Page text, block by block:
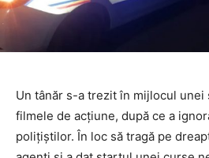
Un tânăr s-a trezit în mijlocul unei
filmele de acțiune, după ce a
polițiștilor. În loc să tragă pe